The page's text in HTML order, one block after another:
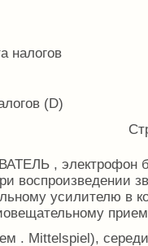
налогов
(D)
, электрофон
воспроизведении
усилителю в
. Mittelspiel),